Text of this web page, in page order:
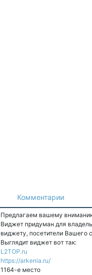
Комментарии
Предлагаем вашему
Виджет придуман для
виджету, посетители Вашего
Выглядит виджет вот так:
L2TOP.ru
https://arkenia.ru/
1164-е место